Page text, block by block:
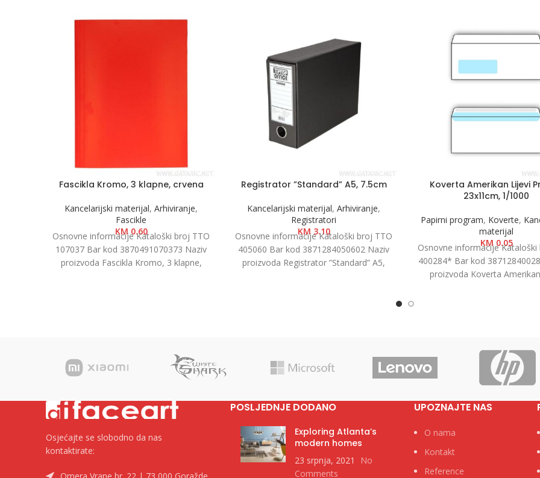
Fascikla Kromo, 3 klapne, crvena
Kancelarijski materijal, Arhiviranje,
Fascikle
KM0.60
Osnovne informacije Kataloški broj TTO
107037 Bar kod 3870491070373 Naziv
proizvoda Fascikla Kromo, 3 klapne,
Registrator ”Standard” A5, 7.5cm
Kancelarijski materijal, Arhiviranje,
Registratori
KM3.10
Osnovne informacije Kataloški broj TTO
405060 Bar kod 3871284050602 Naziv
proizvoda Registrator ”Standard” A5,
Koverta Amerikan Lijevi
23x11cm, 1/1000
Papirni program, Koverte,
materijal
KM0.05
Osnovne informacije Kataloški
400284* Bar kod
proizvoda Koverta
Osjećajte se slobodno da nas
kontaktirate:
POSLJEDNJE DODANO
Exploring Atlanta’s
modern homes
23 srpnja, 2021
No
Comments
UPOZNAJTE NAS
O nama
Kontakt
Reference